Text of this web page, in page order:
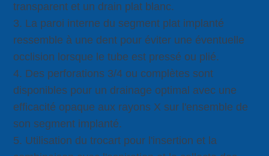
transparent et un drain plat blanc.
3. La paroi interne du segment plat implanté
ressemble à une dent pour éviter une éventuelle
occlision lorsque le tube est pressé ou plié.
4. Des perforations 3/4 ou complètes sont
disponibles pour un drainage optimal avec une
efficacité opaque aux rayons X sur l'ensemble de
son segment implanté.
5. Utilisation du trocart pour l'insertion et la